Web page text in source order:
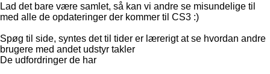
Lad det bare være samlet, så kan vi andre se misundelige til
med alle de opdateringer der kommer til CS3 :)
Spøg til side, syntes det til tider er lærerigt at se hvordan andre
brugere med andet udstyr takler
De udfordringer de har